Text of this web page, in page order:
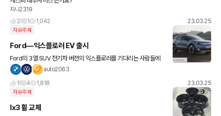
지니2319
2
1 1,042 23.03.25
자유주제
Ford—익스플로러 EV 출시
Ford의 3열 SUV 전기차 버젼의 익스플로러를 기다리는 사람들에
게 희소식을 전합니다. 비록 같은 익스플로러는 아니지만, 조금 컴팩
요
auto2063
1
4 1,818 23.03.25
자유주제
Ix3 휠 교체